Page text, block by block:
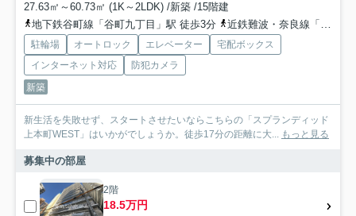
27.63㎡～60.73㎡ (1K～2LDK) /新築 /15階建
地下鉄谷町線「谷町九丁目」駅 徒歩3分
近鉄難波・奈良線「大阪上本町」駅 徒歩10分
駐輪場 オートロック エレベーター
宅配ボックス
インターネット対応
防犯カメラ
新築
新生活を失敗せず、スタートさせたいならこちらの「スプランディッド
上本町WEST」はいかがでしょうか。徒歩17分の距離に大... もっと見る
募集中の部屋
2階
18.5万円